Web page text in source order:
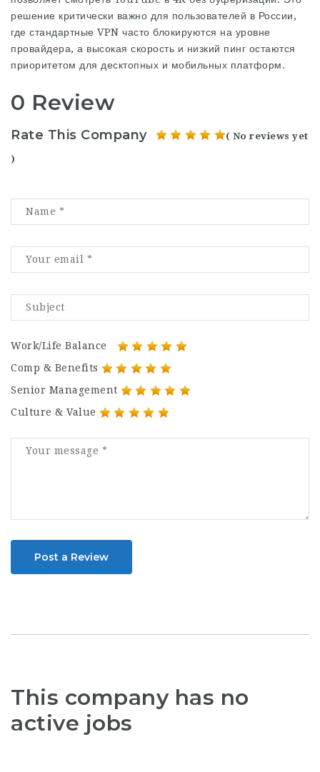
решение критически важно для пользователей в России,
где стандартные VPN часто блокируются на уровне
провайдера, а высокая скорость и низкий пинг остаются
приоритетом для десктопных и мобильных платформ.
0 Review
Rate This Company ( No reviews yet
)
Work/Life Balance
Comp & Benefits
Senior Management
Culture & Value
Post a Review
This company has no
active jobs